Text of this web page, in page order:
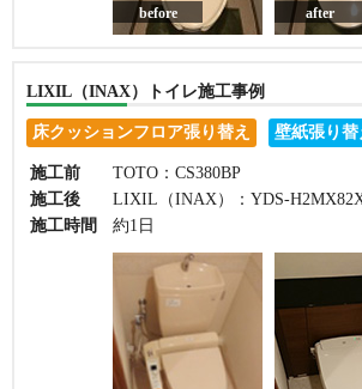
before after
LIXIL（INAX）トイレ施工事例
床クッションフロア張り替え 壁紙張り替
施工前
TOTO：CS380BP
施工後
LIXIL（INAX）：YDS-
施工時間
約1日